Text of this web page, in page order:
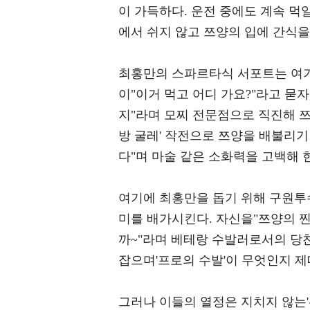
이 가득하다. 운전 중에도 계속 먹
에서 쉬지 않고 쯔양의 입에 간식
최홍만의 스파르타식 서포트는
이"이거 먹고 어디 가요?"라고 묻
지"라며 모찌 전문점으로 직진해
방 굴레' 작전으로 쯔양을 배불리
다"며 마술 같은 소화력을 고백해
여기에 최홍만을 돕기 위해 구원
미를 배가시킨다. 자신을"쯔양의
까~"라며 베테랑 수발러로서의 당
잡으며'프로의 수발'이 무엇인지
그러나 이들의 열정은 지치지 않